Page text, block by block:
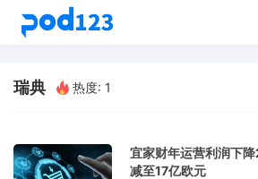
瑞典 热度: 1
宜家财年运营利润下
减至17亿欧元